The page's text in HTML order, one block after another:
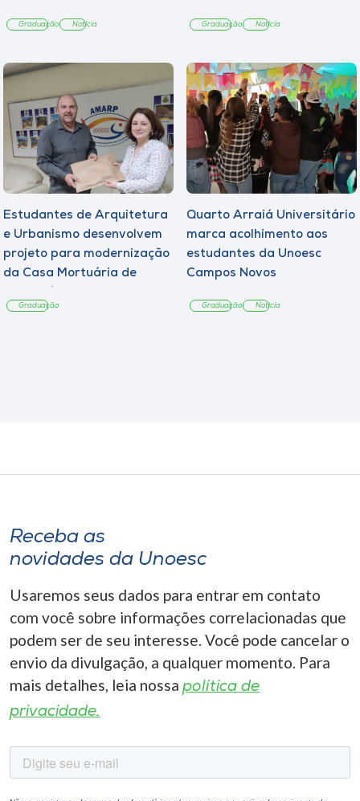
Graduação Notícia Graduação Notícia
Estudantes de Arquitetura
e Urbanismo desenvolvem
projeto para modernização
da Casa Mortuária de
Graduação
Quarto Arraiá Universitário
marca acolhimento aos
estudantes da Unoesc
Campos Novos
Graduação Notícia
Receba as
novidades da Unoesc
Usaremos seus dados para entrar em contato
com você sobre informações correlacionadas que
podem ser de seu interesse. Você pode cancelar o
envio da divulgação, a qualquer momento. Para
mais detalhes, leia nossa política de
privacidade.